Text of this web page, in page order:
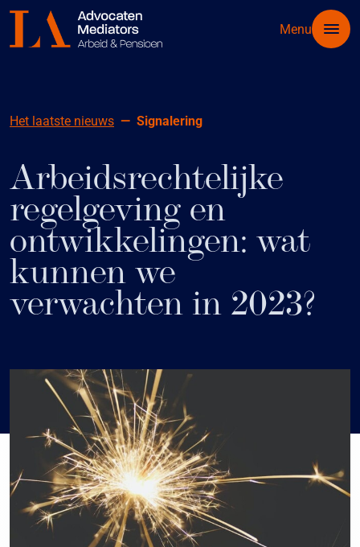
Menu
Het laatste nieuws Signalering
Arbeidsrechtelijke
regelgeving en
ontwikkelingen: wat
kunnen we
verwachten in 2023?